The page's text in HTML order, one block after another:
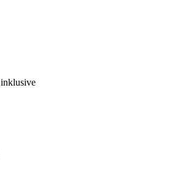
inklusive